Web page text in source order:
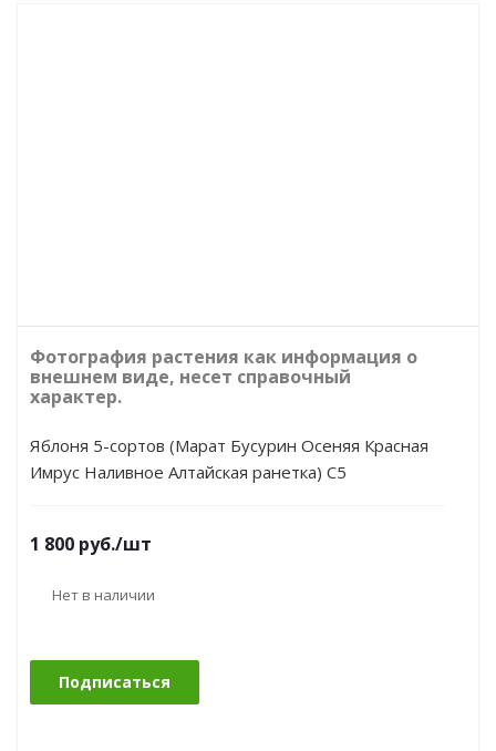
Фотография растения как информация о
внешнем виде, несет справочный
характер.
Яблоня 5-сортов (Марат Бусурин Осеняя Красная
Имрус Наливное Алтайская ранетка) С5
1 800 руб./шт
Нет в наличии
Подписаться